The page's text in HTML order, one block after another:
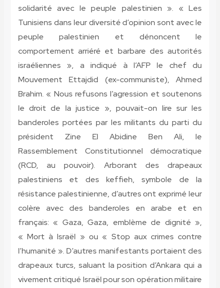
solidarité avec le peuple palestinien ». « Les
Tunisiens dans leur diversité d’opinion sont avec le
peuple palestinien et dénoncent le
comportement arriéré et barbare des autorités
israéliennes », a indiqué à l’AFP le chef du
Mouvement Ettajdid (ex-communiste), Ahmed
Brahim. « Nous refusons l’agression et soutenons
le droit de la justice », pouvait-on lire sur les
banderoles portées par les militants du parti du
président Zine El Abidine Ben Ali, le
Rassemblement Constitutionnel démocratique
(RCD, au pouvoir). Arborant des drapeaux
palestiniens et des keffieh, symbole de la
résistance palestinienne, d’autres ont exprimé leur
colère avec des banderoles en arabe et en
français: « Gaza, Gaza, emblème de dignité »,
« Mort à Israël » ou « Stop aux crimes contre
l’humanité ». D’autres manifestants portaient des
drapeaux turcs, saluant la position d’Ankara qui a
vivement critiqué Israël pour son opération militaire